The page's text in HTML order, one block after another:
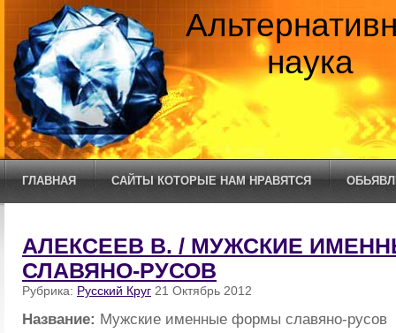
наука
ГЛАВНАЯ САЙТЫ КОТОРЫЕ НАМ НРАВЯТСЯ
АЛЕКСЕЕВ В. / МУЖСКИЕ
СЛАВЯНО-РУСОВ
Рубрика: Русский Круг 21 Октябрь 2012
Название: Мужские именные формы славяно-русов